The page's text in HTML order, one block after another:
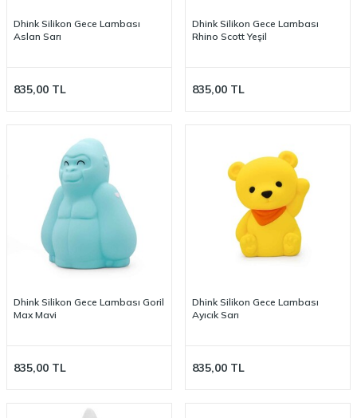
Dhink Silikon Gece Lambası
Aslan Sarı
835,00 TL
Dhink Silikon Gece Lambası
Rhino Scott Yeşil
835,00 TL
Dhink Silikon Gece Lambası Goril
Max Mavi
835,00 TL
Dhink Silikon Gece Lambası
Ayıcık Sarı
835,00 TL